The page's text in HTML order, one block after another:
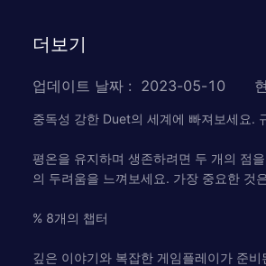
더보기
업데이트 날짜 : 2023-05-10
중독성 강한 Duet의 세계에 빠져보세요.
평온을 유지하며 생존하려면 두 개의 점
의 두려움을 느껴보세요. 가장 중요한 것
% 8개의 챕터
깊은 이야기와 복잡한 게임플레이가 준